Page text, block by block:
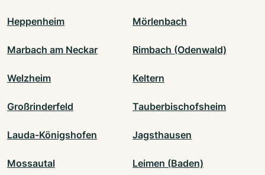
Heppenheim Mörlenbach
Marbach am Neckar Rimbach (Odenwald)
Welzheim Keltern
Großrinderfeld Tauberbischofsheim
Lauda-Königshofen Jagsthausen
Mossautal Leimen (Baden)